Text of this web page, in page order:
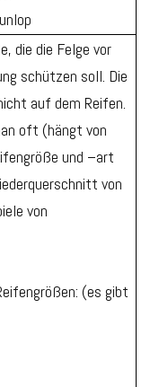
die die Felge vor
schützen soll. Die
auf dem Reifen.
oft (hängt von
und –art
von
von
(es gibt